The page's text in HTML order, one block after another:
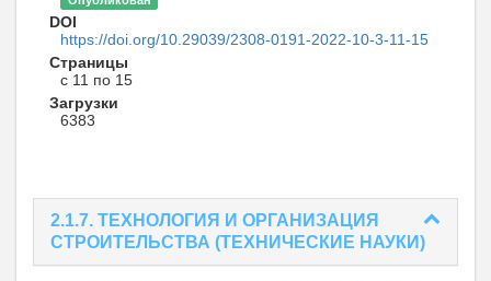
DOI
https://doi.org/10.29039/2308-0191-2022-10-3-11-15
Страницы
с 11 по 15
Загрузки
6383
2.1.7. ТЕХНОЛОГИЯ И ОРГАНИЗАЦИЯ
СТРОИТЕЛЬСТВА (ТЕХНИЧЕСКИЕ НАУКИ)